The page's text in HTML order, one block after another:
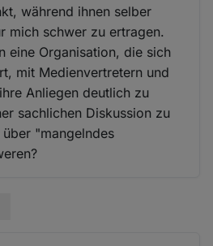
während ihnen selber
mich schwer zu ertragen.
eine Organisation, die sich
mit Medienvertretern und
Anliegen deutlich zu
sachlichen Diskussion zu
"mangelndes